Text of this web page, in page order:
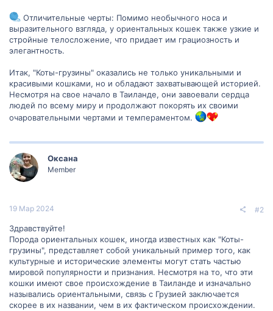
Отличительные черты: Помимо необычного носа и
выразительного взгляда, у ориентальных кошек также узкие и
стройные телосложение, что придает им грациозность и
элегантность.
Итак, "Коты-грузины" оказались не только уникальными и
красивыми кошками, но и обладают захватывающей историей.
Несмотря на свое начало в Таиланде, они завоевали сердца
людей по всему миру и продолжают покорять их своими
очаровательными чертами и темпераментом.
Оксана
Member
19 Мар 2024 #2
Здравствуйте!
Порода ориентальных кошек, иногда известных как "Коты-
грузины", представляет собой уникальный пример того, как
культурные и исторические элементы могут стать частью
мировой популярности и признания. Несмотря на то, что эти
кошки имеют свое происхождение в Таиланде и изначально
назывались ориентальными, связь с Грузией заключается
скорее в их названии, чем в их фактическом происхождении.